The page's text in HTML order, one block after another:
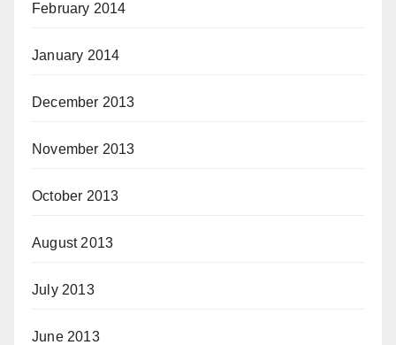
February 2014
January 2014
December 2013
November 2013
October 2013
August 2013
July 2013
June 2013